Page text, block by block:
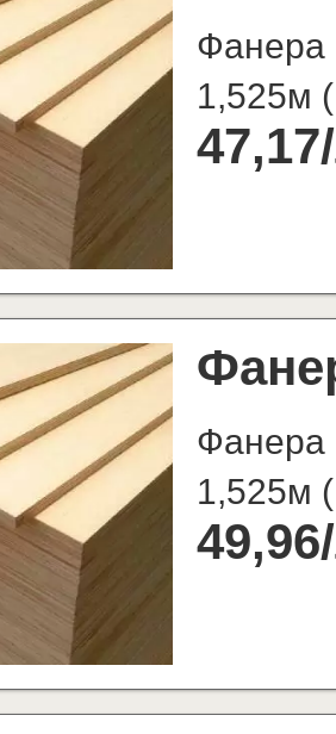
1,525м (
47,17/
1,525м (
49,96/